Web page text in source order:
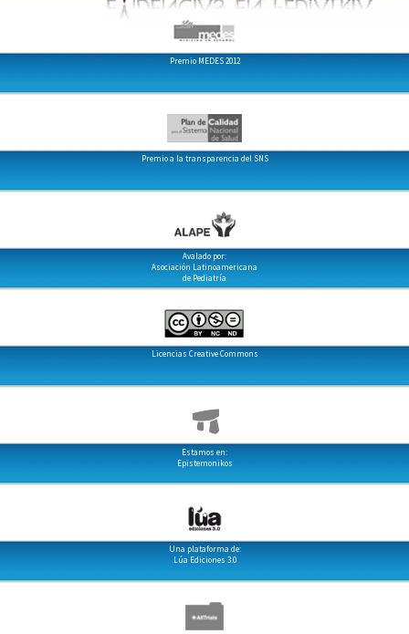
Premio MEDES 2012
Premio a la transparencia del SNS
Avalado por:
Asociación Latinoamericana
de Pediatría
Licencias Creative Commons
Estamos en:
Epistemonikos
Una plataforma de:
Lúa Ediciones 3.0